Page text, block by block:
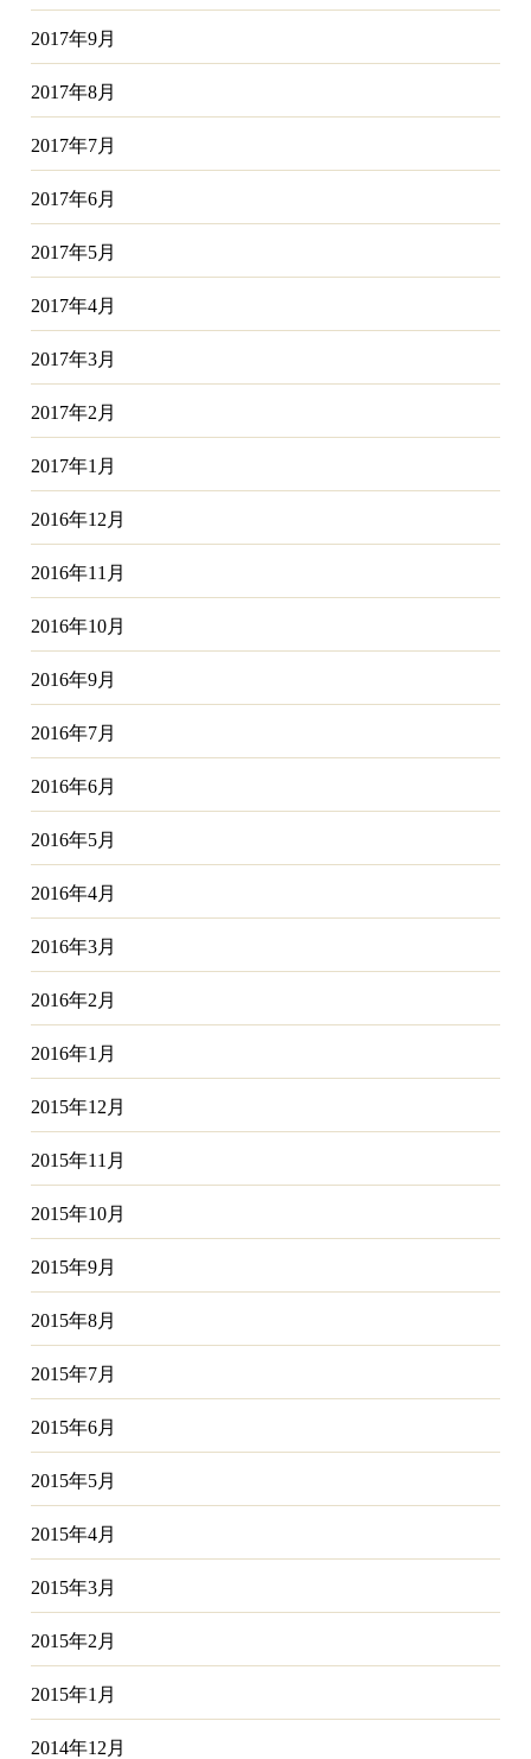
2017年9月
2017年8月
2017年7月
2017年6月
2017年5月
2017年4月
2017年3月
2017年2月
2017年1月
2016年12月
2016年11月
2016年10月
2016年9月
2016年7月
2016年6月
2016年5月
2016年4月
2016年3月
2016年2月
2016年1月
2015年12月
2015年11月
2015年10月
2015年9月
2015年8月
2015年7月
2015年6月
2015年5月
2015年4月
2015年3月
2015年2月
2015年1月
2014年12月